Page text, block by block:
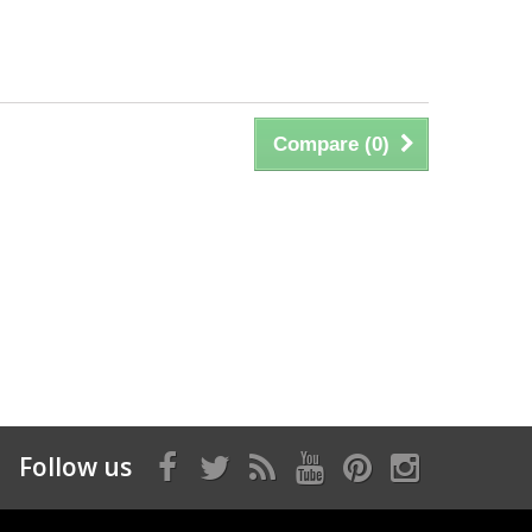
Compare (0)
Follow us